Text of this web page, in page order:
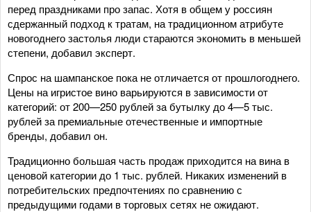
перед праздниками про запас. Хотя в общем у россиян
сдержанный подход к тратам, на традиционном атрибуте
новогоднего застолья люди стараются экономить в меньшей
степени, добавил эксперт.
Спрос на шампанское пока не отличается от прошлогоднего.
Цены на игристое вино варьируются в зависимости от
категорий: от 200—250 рублей за бутылку до 4—5 тыс.
рублей за премиальные отечественные и импортные
бренды, добавил он.
Традиционно большая часть продаж приходится на вина в
ценовой категории до 1 тыс. рублей. Никаких изменений в
потребительских предпочтениях по сравнению с
предыдущими годами в торговых сетях не ожидают.